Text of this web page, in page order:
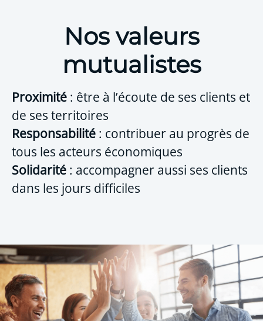
Nos valeurs
mutualistes
Proximité : être à l’écoute de ses clients et
de ses territoires
Responsabilité : contribuer au progrès de
tous les acteurs économiques
Solidarité : accompagner aussi ses clients
dans les jours difficiles